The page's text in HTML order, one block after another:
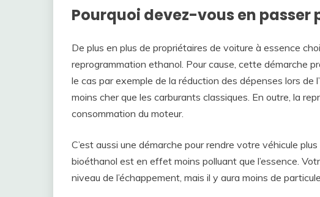
Pourquoi devez-vous en passer
De plus en plus de propriétaires de voiture à essence
reprogrammation ethanol. Pour cause, cette démarche
le cas par exemple de la réduction des dépenses lors de
moins cher que les carburants classiques. En outre, la
consommation du moteur.
C’est aussi une démarche pour rendre votre véhicule
bioéthanol est en effet moins polluant que l’essence.
niveau de l’échappement, mais il y aura moins de